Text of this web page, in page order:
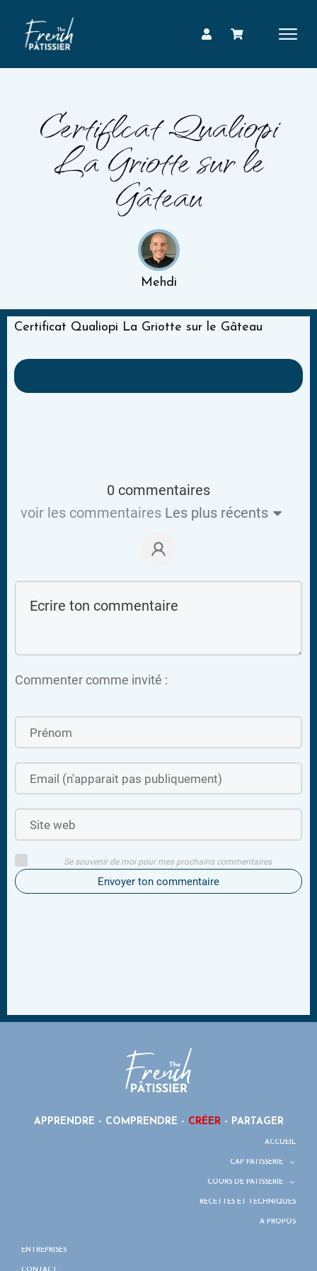
Certificat Qualiopi
La Griotte sur le
Gâteau
Mehdi
Certificat Qualiopi La Griotte sur le Gâteau
0 commentaires
voir les commentaires Les plus récents
Commenter comme invité :
Se souvenir de moi pour mes prochains commentaires
Envoyer ton commentaire
APPRENDRE - COMPRENDRE - CRÉER- PARTAGER
ACCUEIL
CAP PÂTISSERIE
COURS DE PÂTISSERIE
RECETTES ET TECHNIQUES
À PROPOS
ENTREPRISES